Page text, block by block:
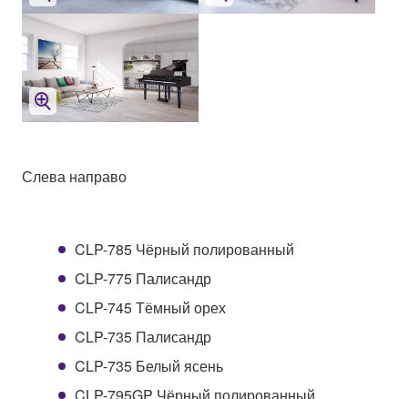
Слева направо
CLP-785 Чёрный полированный
CLP-775 Палисандр
CLP-745 Тёмный орех
CLP-735 Палисандр
CLP-735 Белый ясень